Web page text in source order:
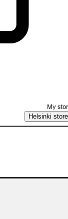
My
Helsinki store